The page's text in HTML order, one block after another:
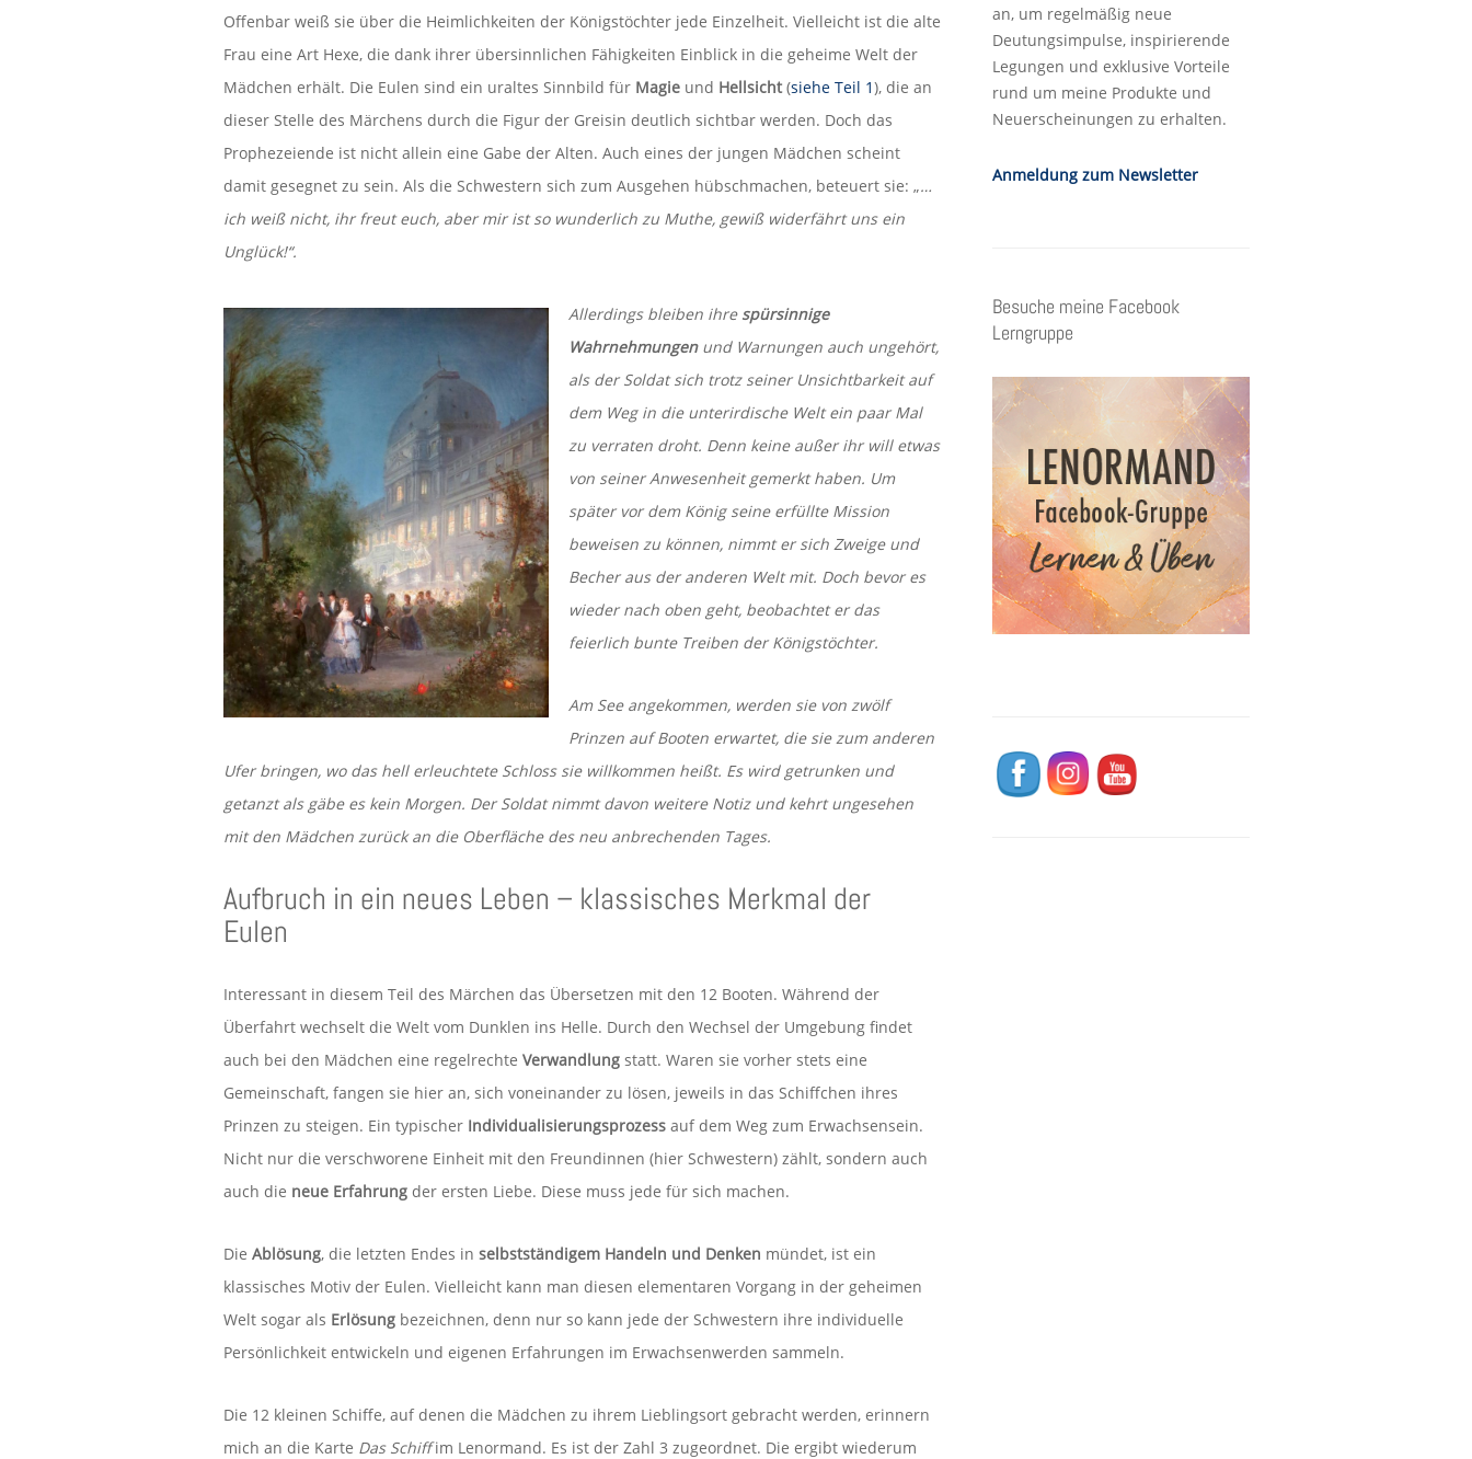
Offenbar weiß sie über die Heimlichkeiten der Königstöchter jede Einzelheit. Vielleicht ist die alte
Frau eine Art Hexe, die dank ihrer übersinnlichen Fähigkeiten Einblick in die geheime Welt der
Mädchen erhält. Die Eulen sind ein uraltes Sinnbild für Magieund Hellsicht(siehe Teil 1), die an
dieser Stelle des Märchens durch die Figur der Greisin deutlich sichtbar werden. Doch das
Prophezeiende ist nicht allein eine Gabe der Alten. Auch eines der jungen Mädchen scheint
damit gesegnet zu sein. Als die Schwestern sich zum Ausgehen hübschmachen, beteuert sie: „…
ich weiß nicht, ihr freut euch, aber mir ist so wunderlich zu Muthe, gewiß widerfährt uns ein
Unglück!“.
Allerdings bleiben ihre spürsinnige
Wahrnehmungenund Warnungen auch ungehört,
als der Soldat sich trotz seiner Unsichtbarkeit auf
dem Weg in die unterirdische Welt ein paar Mal
zu verraten droht. Denn keine außer ihr will etwas
von seiner Anwesenheit gemerkt haben. Um
später vor dem König seine erfüllte Mission
beweisen zu können, nimmt er sich Zweige und
Becher aus der anderen Welt mit. Doch bevor es
wieder nach oben geht, beobachtet er das
feierlich bunte Treiben der Königstöchter.
Am See angekommen, werden sie von zwölf
Prinzen auf Booten erwartet, die sie zum anderen
Ufer bringen, wo das hell erleuchtete Schloss sie willkommen heißt. Es wird getrunken und
getanzt als gäbe es kein Morgen. Der Soldat nimmt davon weitere Notiz und kehrt ungesehen
mit den Mädchen zurück an die Oberfläche des neu anbrechenden Tages.
Aufbruch in ein neues Leben – klassisches Merkmal der
Eulen
Interessant in diesem Teil des Märchen das Übersetzen mit den 12 Booten. Während der
Überfahrt wechselt die Welt vom Dunklen ins Helle. Durch den Wechsel der Umgebung findet
auch bei den Mädchen eine regelrechte Verwandlungstatt. Waren sie vorher stets eine
Gemeinschaft, fangen sie hier an, sich voneinander zu lösen, jeweils in das Schiffchen ihres
Prinzen zu steigen. Ein typischer Individualisierungsprozessauf dem Weg zum Erwachsensein.
Nicht nur die verschworene Einheit mit den Freundinnen (hier Schwestern) zählt, sondern auch
auch die neue Erfahrung der ersten Liebe. Diese muss jede für sich machen.
Die Ablösung, die letzten Endes in selbstständigem Handeln und Denken mündet, ist ein
klassisches Motiv der Eulen. Vielleicht kann man diesen elementaren Vorgang in der geheimen
Welt sogar als Erlösungbezeichnen, denn nur so kann jede der Schwestern ihre individuelle
Persönlichkeit entwickeln und eigenen Erfahrungen im Erwachsenwerden sammeln.
Die 12 kleinen Schiffe, auf denen die Mädchen zu ihrem Lieblingsort gebracht werden, erinnern
mich an die Karte Das Schiffim Lenormand. Es ist der Zahl 3 zugeordnet. Die ergibt wiederum
an, um regelmäßig neue
Deutungsimpulse, inspirierende
Legungen und exklusive Vorteile
rund um meine Produkte und
Neuerscheinungen zu erhalten.
Anmeldung zum Newsletter
Besuche meine Facebook
Lerngruppe